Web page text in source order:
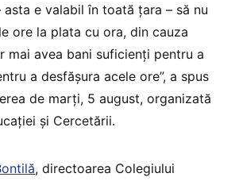
e valabil în toată țara – să nu
ore la plata cu ora, din cauza
mai avea bani suficienți pentru a
a desfășura acele ore”, a spus
de marți, 5 august, organizată
și Cercetării.
, directoarea Colegiului